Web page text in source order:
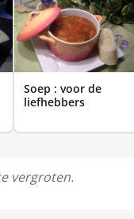
Soep : voor de
liefhebbers
vergroten.